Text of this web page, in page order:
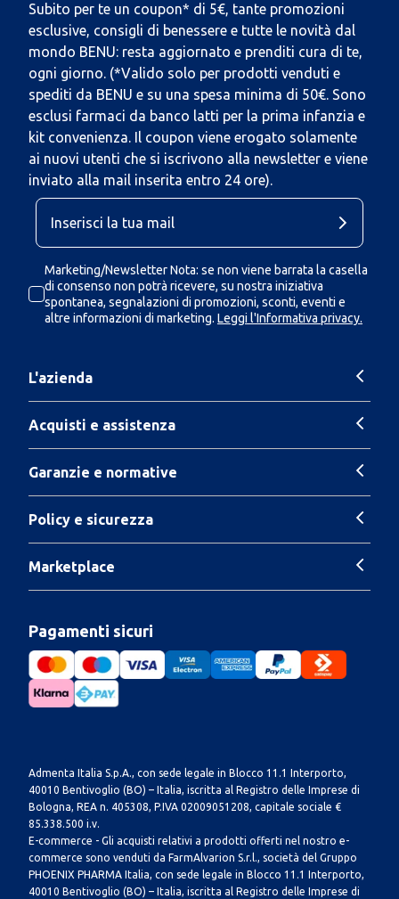
Subito per te un coupon* di 5€, tante promozioni
esclusive, consigli di benessere e tutte le novità dal
mondo BENU: resta aggiornato e prenditi cura di te,
ogni giorno. (*Valido solo per prodotti venduti e
spediti da BENU e su una spesa minima di 50€. Sono
esclusi farmaci da banco latti per la prima infanzia e
kit convenienza. Il coupon viene erogato solamente
ai nuovi utenti che si iscrivono alla newsletter e viene
inviato alla mail inserita entro 24 ore).
Marketing/Newsletter Nota: se non viene barrata la casella
di consenso non potrà ricevere, su nostra iniziativa
spontanea, segnalazioni di promozioni, sconti, eventi e
altre informazioni di marketing. Leggi l'Informativa privacy.
L'azienda
Acquisti e assistenza
Garanzie e normative
Policy e sicurezza
Marketplace
Pagamenti sicuri
Admenta Italia S.p.A., con sede legale in Blocco 11.1 Interporto,
40010 Bentivoglio (BO) – Italia, iscritta al Registro delle Imprese di
Bologna, REA n. 405308, P.IVA 02009051208, capitale sociale €
85.338.500 i.v.
E-commerce - Gli acquisti relativi a prodotti offerti nel nostro e-
commerce sono venduti da FarmAlvarion S.r.l., società del Gruppo
PHOENIX PHARMA Italia, con sede legale in Blocco 11.1 Interporto,
40010 Bentivoglio (BO) – Italia, iscritta al Registro delle Imprese di